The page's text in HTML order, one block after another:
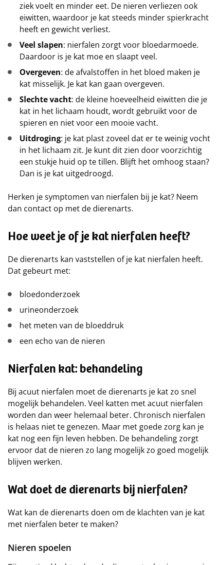
ziek voelt en minder eet. De nieren verliezen ook
eiwitten, waardoor je kat steeds minder spierkracht
heeft en gewicht verliest.
Veel slapen: nierfalen zorgt voor bloedarmoede.
Daardoor is je kat moe en slaapt veel.
Overgeven: de afvalstoffen in het bloed maken je
kat misselijk. Je kat kan gaan overgeven.
Slechte vacht: de kleine hoeveelheid eiwitten die je
kat in het lichaam houdt, wordt gebruikt voor de
spieren en niet voor een mooie vacht.
Uitdroging: je kat plast zoveel dat er te weinig vocht
in het lichaam zit. Je kunt dit zien door voorzichtig
een stukje huid op te tillen. Blijft het omhoog staan?
Dan is je kat uitgedroogd.
Herken je symptomen van nierfalen bij je kat? Neem
dan contact op met de dierenarts.
Hoe weet je of je kat nierfalen heeft?
De dierenarts kan vaststellen of je kat nierfalen heeft.
Dat gebeurt met:
bloedonderzoek
urineonderzoek
het meten van de bloeddruk
een echo van de nieren
Nierfalen kat: behandeling
Bij acuut nierfalen moet de dierenarts je kat zo snel
mogelijk behandelen. Veel katten met acuut nierfalen
worden dan weer helemaal beter. Chronisch nierfalen
is helaas niet te genezen. Maar met goede zorg kan je
kat nog een fijn leven hebben. De behandeling zorgt
ervoor dat de nieren zo lang mogelijk zo goed mogelijk
blijven werken.
Wat doet de dierenarts bij nierfalen?
Wat kan de dierenarts doen om de klachten van je kat
met nierfalen beter te maken?
Nieren spoelen